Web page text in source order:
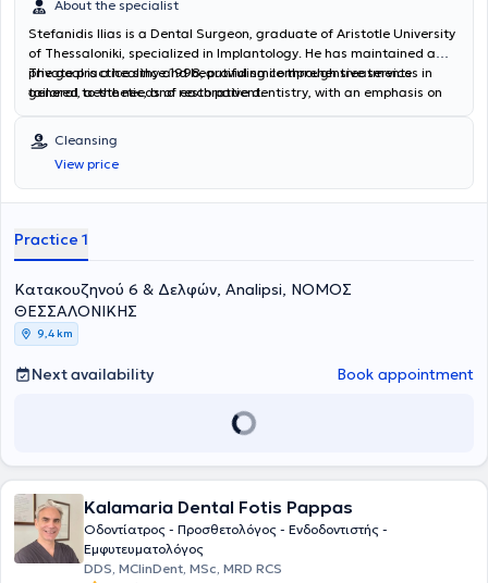
About the specialist
Stefanidis Ilias is a Dental Surgeon, graduate of Aristotle University
of Thessaloniki, specialized in Implantology. He has maintained a
private practice since 1998, providing comprehensive services in
general, aesthetic, and restorative dentistry, with an emphasis on
excellent dental care in the greater Thessaloniki area, investing in
state-of-the-art equipment and ensuring a relaxing and
comfortable environment for the patient. His practice performs the
full range of dental procedures including digital scans with an
extractions, wisdom tooth removal, whitening, aesthetic dentistry,
method, periodontology, prosthodontics, endodontics and fillings, as
well as facial mesotherapy.
The goal is a healthy and beautiful smile through treatments
tailored to the needs of each patient.
Cleansing
View price
Practice 1
Κατακουζηνού 6 & Δελφών, Analipsi, ΝΟΜΟΣ
ΘΕΣΣΑΛΟΝΙΚΗΣ
9,4 km
Next availability Book appointment
Kalamaria Dental Fotis Pappas
Οδοντίατρος - Προσθετολόγος - Ενδοδοντιστής -
Εμφυτευματολόγος
DDS, MClinDent, MSc, MRD RCS